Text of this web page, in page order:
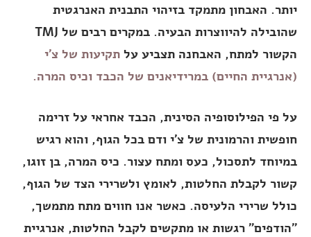
יותר. האבחון מתמקד בזיהוי התבנית האנרגטית
שהובילה להיווצרות הבעיה. במקרים רבים של TMJ
הקשור למתח, האבחנה תצביע על תקיעות של צ'י
(אנרגיית החיים) במרידיאנים של הכבד וכיס המרה.
על פי הפילוסופיה הסינית, הכבד אחראי על זרימה
חופשית והרמונית של צ'י ודם בכל הגוף, והוא רגיש
במיוחד לתסכול, כעס ומתח עצור. כיס המרה, בן זוגו,
קשור לקבלת החלטות, לאומץ ולשרירי הצד של הגוף,
כולל שרירי הלעיסה. כאשר אנו חווים מתח מתמשך,
"הודפים" רגשות או מתקשים לקבל החלטות, אנרגיית